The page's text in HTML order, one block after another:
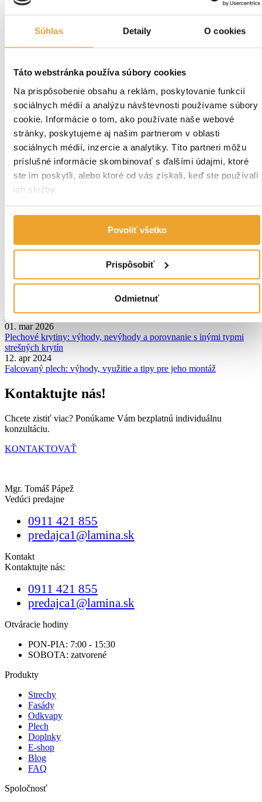
Súhlas Detaily O cookies
Táto webstránka používa súbory cookies
Na prispôsobenie obsahu a reklám, poskytovanie funkcií
sociálnych médií a analýzu návštevnosti používame súbory
cookie. Informácie o tom, ako používate naše webové
stránky, poskytujeme aj našim partnerom v oblasti
sociálnych médií, inzercie a analytiky. Títo partneri môžu
príslušné informácie skombinovať s ďalšími údajmi, ktoré
ste im poskytli, alebo ktoré od vás získali, keď ste používali
ich služby.
Povoliť všetko
Prispôsobiť
Odmietnuť
Predajňa Prešov -
Blog LAMINA PREŠOV
Strešný sprievodca
Všetky
Strechy
Fasády
Odkvapy
Plechy
Doplnky
Neprehliadnite
01. jún 2026
Ako zvoliť správny odkvapový systém: veľkosť, materiál, tvar a
01. apr 2025
Strešný sprievodca: typy striech, typy krovov a debnenia
Čo by sme mali vedieť o vikieroch na streche
01. mar 2026
Plechové krytiny: výhody, nevýhody a porovnanie s inými typmi
strešných krytín
12. apr 2024
Falcovaný plech: výhody, využitie a tipy pre jeho montáž
Kontaktujte nás!
Chcete zistiť viac? Ponúkame Vám bezplatnú individuálnu
konzultáciu.
KONTAKTOVAŤ
Mgr. Tomáš Pápež
Vedúci predajne
0911 421 855
predajca1@lamina.sk
Kontakt
Kontaktujte nás:
0911 421 855
predajca1@lamina.sk
Otváracie hodiny
PON-PIA: 7:00 - 15:30
SOBOTA: zatvorené
Produkty
Strechy
Fasády
Odkvapy
Plech
Doplnky
E-shop
Blog
FAQ
Spoločnosť